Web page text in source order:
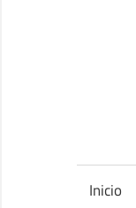
Inicio